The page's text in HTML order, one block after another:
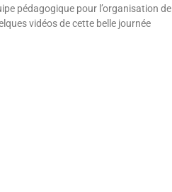
pédagogique pour l’organisation de
vidéos de cette belle journée